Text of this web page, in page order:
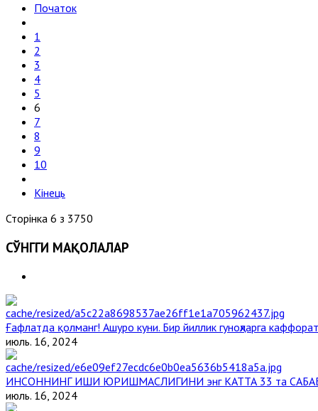
Початок
1
2
3
4
5
6
7
8
9
10
Кінець
Сторінка 6 з 3750
СЎНГГИ МАҚОЛАЛАР
Ғафлатда қолманг! Ашуро куни. Бир йиллик гуноҳларга
июль. 16, 2024
ИНСОННИНГ ИШИ ЮРИШМАСЛИГИНИ энг КАТТА 33 та
июль. 16, 2024